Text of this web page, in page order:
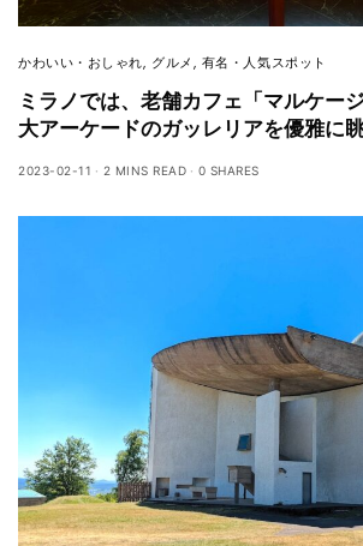
かわいい・おしゃれ グルメ 有名・人気スポット
ミラノでは、老舗カフェ「マルケー
大アーケードのガッレリアを優雅に眺
2023-02-11 2 MINS READ 0 SHARES